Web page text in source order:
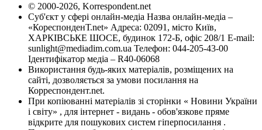
© 2000-2026, Korrespondent.net
Суб'єкт у сфері онлайн-медіа Назва онлайн-медіа –
«КореспонденТ.net» Адреса: 02091, місто Київ,
ХАРКІВСЬКЕ ШОСЕ, будинок 172-Б, офіс 208/1 E-mail:
sunlight@mediadim.com.ua Телефон: 044-205-43-00
Ідентифікатор медіа – R40-06068
Використання будь-яких матеріалів, розміщених на
сайті, дозволяється за умови посилання на
Корреспондент.net.
При копіюванні матеріалів зі сторінки « Новини України
і світу» , для інтернет - видань - обов'язкове пряме
відкрите для пошукових систем гіперпосилання .